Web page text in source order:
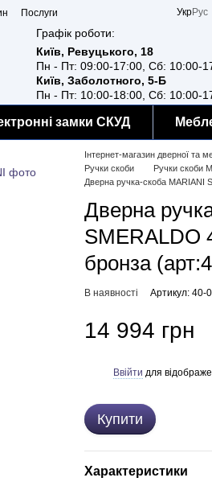
Послуги
УкрРус
Графік роботи:
Київ, Ревуцького, 18
Пн - Пт: 09:00-17:00, Сб: 10:00-
Київ, Заболотного, 5-Б
Пн - Пт: 10:00-18:00, Сб: 10:00-
замки СКУД
Інтернет-магазин дверної та
Ручки скоби
Ручки скоби
Дверна ручка-скоба MARIANI
Дверна
SMERALDO
бронза
В наявності Артикул: 40-
14 994 грн
Ввійти для
Купити
Характеристики